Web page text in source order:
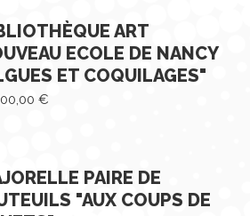
ART
ECOLE DE NANCY
ET COQUILAGES"
€
PAIRE DE
"AUX COUPS DE